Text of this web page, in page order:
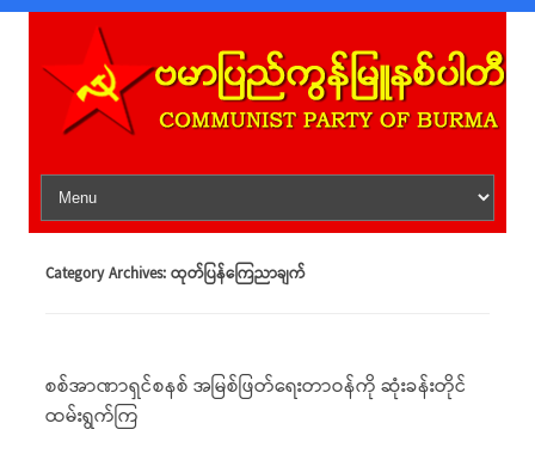
Skip to content
Category Archives:ထုတ်ပြန်ကြေညာချက်
စစ်အာဏာရှင်စနစ် အမြစ်ဖြတ်ရေးတာဝန်ကို ဆုံးခန်းတိုင်
ထမ်းရွက်ကြ